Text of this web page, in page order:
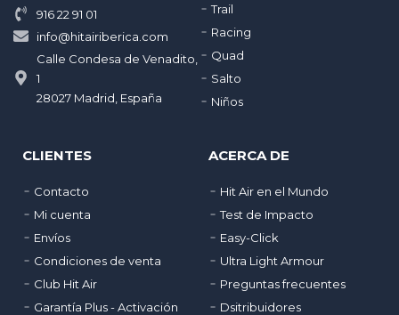
916 22 91 01
info@hitairiberica.com
Calle Condesa de Venadito,
1
28027 Madrid, España
Trail
Racing
Quad
Salto
Niños
CLIENTES
Contacto
Mi cuenta
Envíos
Condiciones de venta
Club Hit Air
Garantía Plus - Activación
ACERCA DE
Hit Air en el Mundo
Test de Impacto
Easy-Click
Ultra Light Armour
Preguntas frecuentes
Dsitribuidores